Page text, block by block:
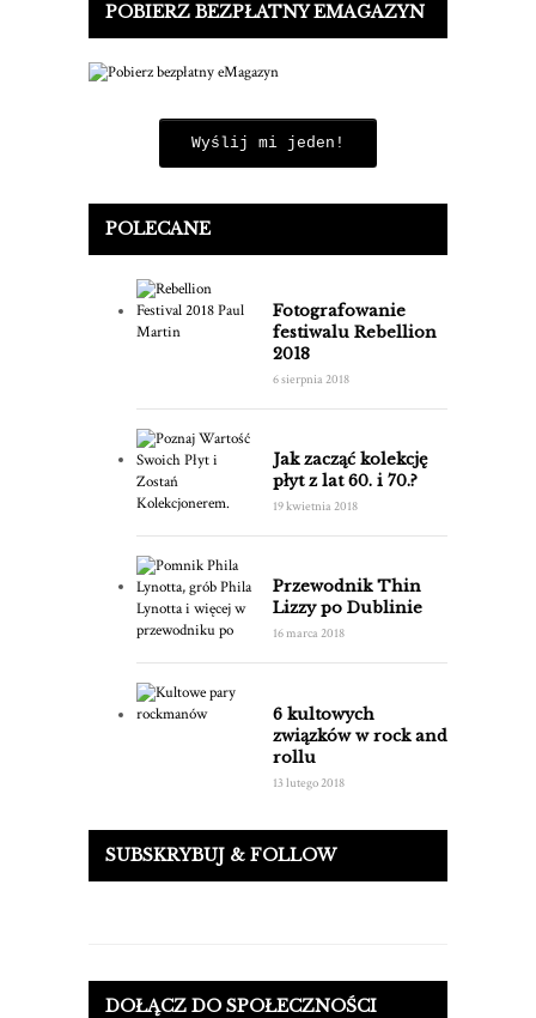
POBIERZ BEZPŁATNY EMAGAZYN
Wyślij mi jeden!
POLECANE
Fotografowanie
festiwalu Rebellion
2018
6 sierpnia 2018
Jak zacząć kolekcję
płyt z lat 60. i 70.?
19 kwietnia 2018
Przewodnik Thin
Lizzy po Dublinie
16 marca 2018
6 kultowych
związków w rock and
rollu
13 lutego 2018
SUBSKRYBUJ & FOLLOW
DOŁĄCZ DO SPOŁECZNOŚCI